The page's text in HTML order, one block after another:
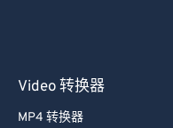
Video 转换器
MP4 转换器